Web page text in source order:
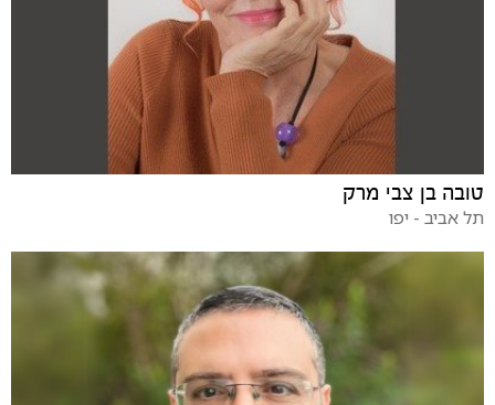
טובה בן צבי מרק
תל אביב - יפו